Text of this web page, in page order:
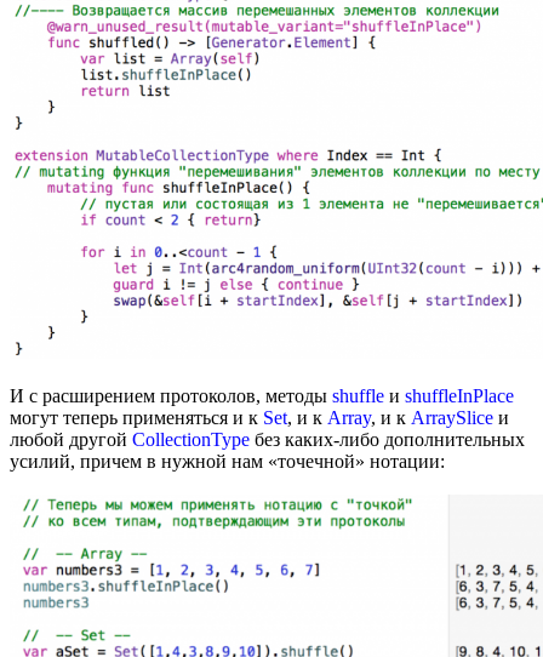
И с расширением протоколов, методы shuffle и shuffleInPlace
могут теперь применяться и к Set, и к Array, и к ArraySlice и
любой другой CollectionType без каких-либо дополнительных
усилий, причем в нужной нам «точечной» нотации: